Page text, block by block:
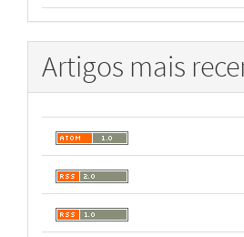
Artigos mais